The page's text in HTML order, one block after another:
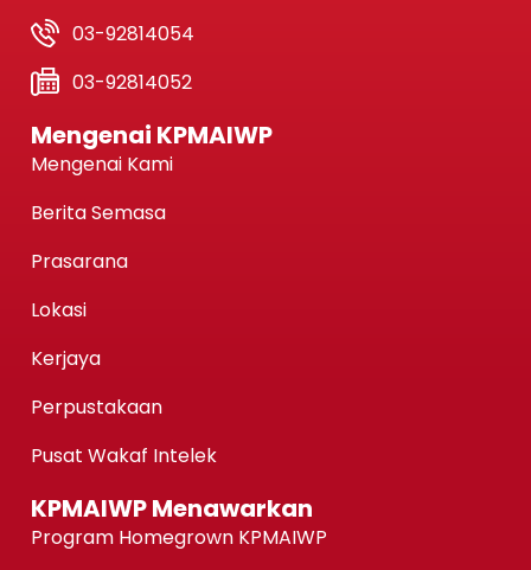
03-92814054
03-92814052
Mengenai KPMAIWP
Mengenai Kami
Berita Semasa
Prasarana
Lokasi
Kerjaya
Perpustakaan
Pusat Wakaf Intelek
KPMAIWP Menawarkan
Program Homegrown KPMAIWP